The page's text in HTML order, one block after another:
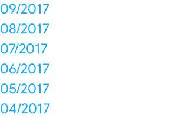
09/2017
08/2017
07/2017
06/2017
05/2017
04/2017